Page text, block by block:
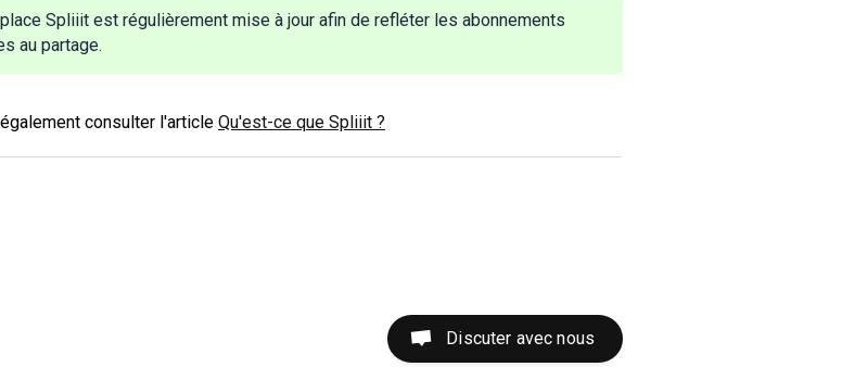
Spliiit est régulièrement mise à jour afin de refléter les abonnements
au partage.
consulter l'article Qu'est-ce que Spliiit ?
Discuter avec nous